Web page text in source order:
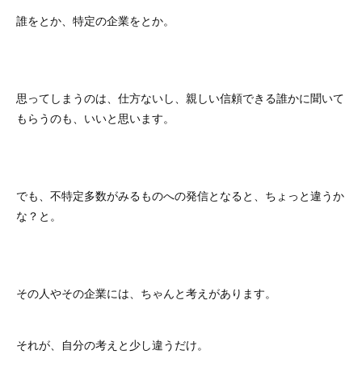
誰をとか、特定の企業をとか。
思ってしまうのは、仕方ないし、親しい信頼できる誰かに聞いて
もらうのも、いいと思います。
でも、不特定多数がみるものへの発信となると、ちょっと違うか
な？と。
その人やその企業には、ちゃんと考えがあります。
それが、自分の考えと少し違うだけ。